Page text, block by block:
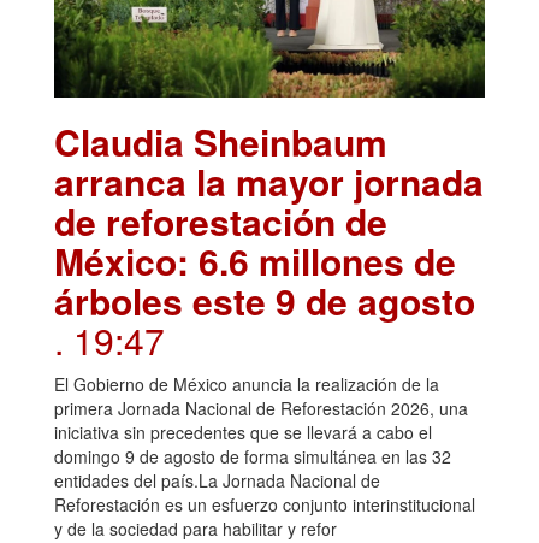
Claudia Sheinbaum
arranca la mayor jornada
de reforestación de
México: 6.6 millones de
árboles este 9 de agosto
. 19:47
El Gobierno de México anuncia la realización de la
primera Jornada Nacional de Reforestación 2026, una
iniciativa sin precedentes que se llevará a cabo el
domingo 9 de agosto de forma simultánea en las 32
entidades del país.La Jornada Nacional de
Reforestación es un esfuerzo conjunto interinstitucional
y de la sociedad para habilitar y refor